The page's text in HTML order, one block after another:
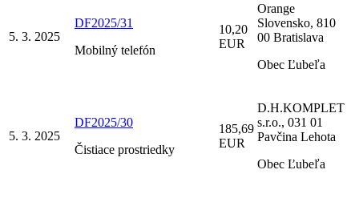
5. 3. 2025
DF2025/31
Mobilný telefón
10,20
EUR
Orange
Slovensko, 810
00 Bratislava
Obec Ľubeľa
5. 3. 2025
DF2025/30
Čistiace prostriedky
185,69
EUR
D.H.KOMPLET
s.r.o., 031 01
Pavčina Lehota
Obec Ľubeľa